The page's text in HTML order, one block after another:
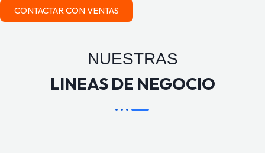
CONTACTAR CON VENTAS
NUESTRAS
LINEAS DE NEGOCIO